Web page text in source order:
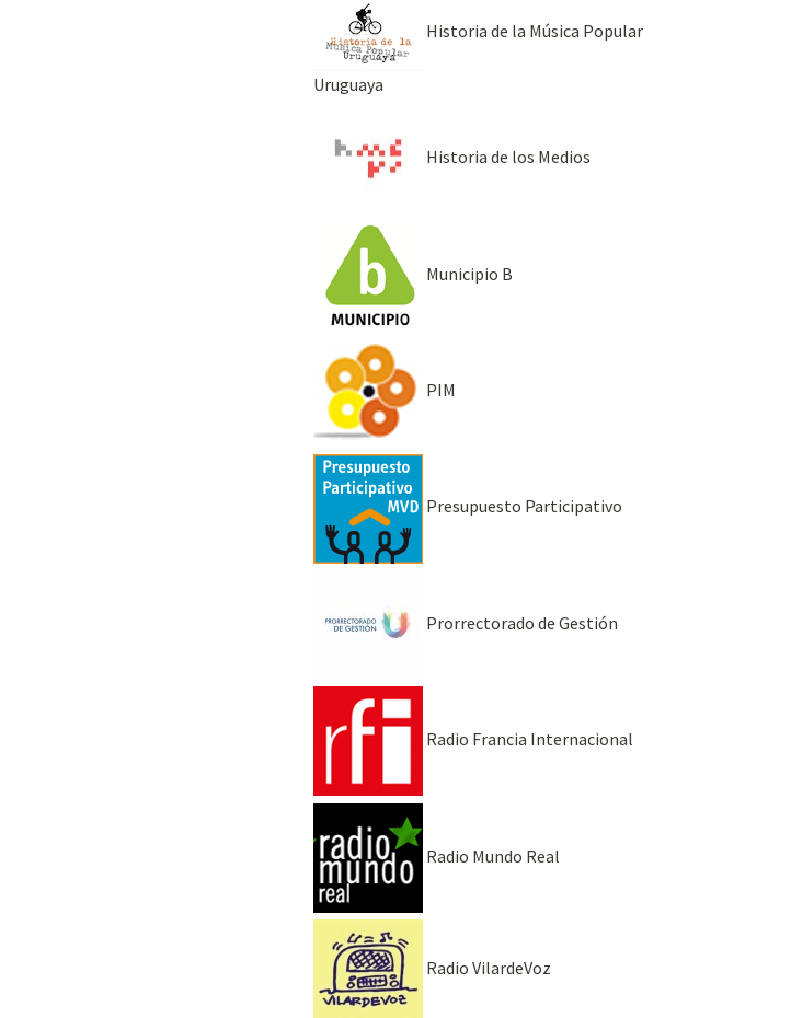
Historia de la Música Popular
Uruguaya
Historia de los Medios
Municipio B
PIM
Presupuesto Participativo
Prorrectorado de Gestión
Radio Francia Internacional
Radio Mundo Real
Radio VilardeVoz